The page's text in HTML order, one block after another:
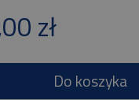
zł
Do koszyka